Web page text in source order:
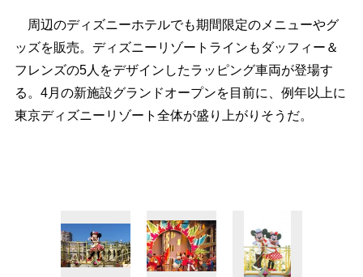
周辺のディズニーホテルでも期間限定のメニューやグ
ッズを販売。ディズニーリゾートラインもダッフィー＆
フレンズの5人をデザインしたラッピング車両が登場す
る。4月の新施設グランドオープンを目前に、例年以上に
東京ディズニーリゾート全体が盛り上がりそうだ。